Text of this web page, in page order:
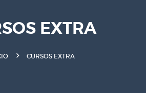
EXTRA
CURSOS EXTRA